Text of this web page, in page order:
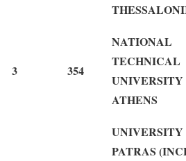
3 354
NATIONAL
TECHNICAL
UNIVERSITY
ATHENS
UNIVERSITY
PATRAS